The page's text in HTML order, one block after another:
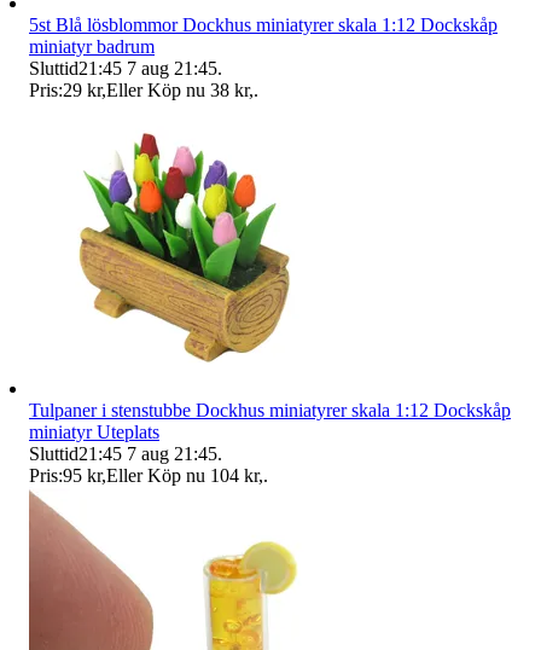
5st Blå lösblommor Dockhus miniatyrer skala 1:12 Dockskåp
miniatyr badrum
Sluttid21:45 7 aug 21:45.
Pris:29 kr,Eller Köp nu 38 kr,.
Tulpaner i stenstubbe Dockhus miniatyrer skala 1:12 Dockskåp
miniatyr Uteplats
Sluttid21:45 7 aug 21:45.
Pris:95 kr,Eller Köp nu 104 kr,.